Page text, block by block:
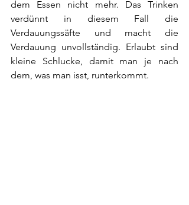
dem Essen nicht mehr. Das Trinken
verdünnt in diesem Fall die
Verdauungssäfte und macht die
Verdauung unvollständig. Erlaubt sind
kleine Schlucke, damit man je nach
dem, was man isst, runterkommt.